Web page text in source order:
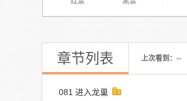
章节列表 上次看到： --
081 进入龙巢